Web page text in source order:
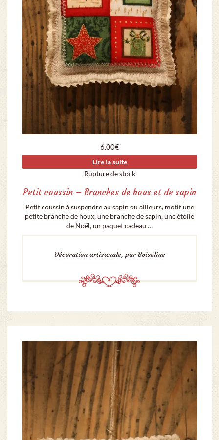
6.00€
Lire la suite
Rupture de stock
Petit coussin – Branches de houx et de sapin
Petit coussin à suspendre au sapin ou ailleurs, motif une
petite branche de houx, une branche de sapin, une étoile
de Noël, un paquet cadeau …
Décoration artisanale, par Boiseline